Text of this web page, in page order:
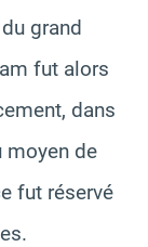
grand
fut alors
dans
moyen de
fut réservé